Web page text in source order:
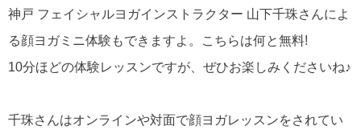
神戸 フェイシャルヨガインストラクター 山下千珠さんによ
る顔ヨガミニ体験もできますよ。こちらは何と無料!
10分ほどの体験レッスンですが、ぜひお楽しみくださいね♪
千珠さんはオンラインや対面で顔ヨガレッスンをされてい